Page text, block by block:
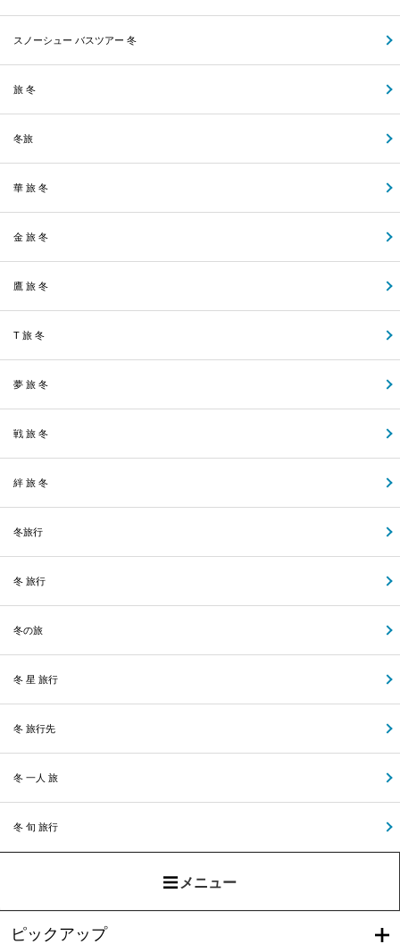
スノーシュー バスツアー 冬
旅 冬
冬旅
華 旅 冬
金 旅 冬
鷹 旅 冬
T 旅 冬
夢 旅 冬
戦 旅 冬
絆 旅 冬
冬旅行
冬 旅行
冬の旅
冬 星 旅行
冬 旅行先
冬 一人 旅
冬 旬 旅行
メニュー
ピックアップ